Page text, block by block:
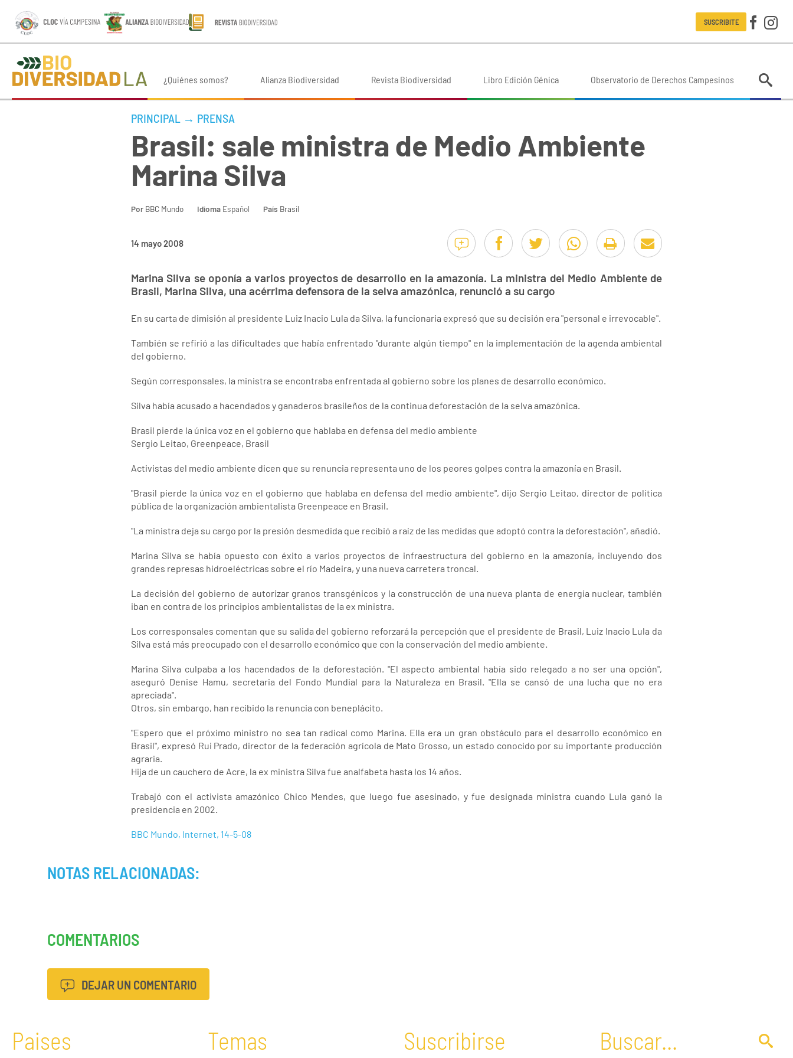
SUSCRIBITE
¿Quiénes somos? Alianza Biodiversidad Revista Biodiversidad Libro Edición Génica Observatorio de Derechos Campesinos
PRINCIPAL → PRENSA
Brasil: sale ministra de Medio Ambiente
Marina Silva
Por BBC Mundo Idioma Español País Brasil
14 mayo 2008
Marina Silva se oponía a varios proyectos de desarrollo en la amazonía. La ministra del Medio Ambiente de
Brasil, Marina Silva, una acérrima defensora de la selva amazónica, renunció a su cargo
En su carta de dimisión al presidente Luiz Inacio Lula da Silva, la funcionaria expresó que su decisión era "personal e irrevocable".
También se refirió a las dificultades que había enfrentado "durante algún tiempo" en la implementación de la agenda ambiental
del gobierno.
Según corresponsales, la ministra se encontraba enfrentada al gobierno sobre los planes de desarrollo económico.
Silva había acusado a hacendados y ganaderos brasileños de la continua deforestación de la selva amazónica.
Brasil pierde la única voz en el gobierno que hablaba en defensa del medio ambiente
Sergio Leitao, Greenpeace, Brasil
Activistas del medio ambiente dicen que su renuncia representa uno de los peores golpes contra la amazonía en Brasil.
"Brasil pierde la única voz en el gobierno que hablaba en defensa del medio ambiente", dijo Sergio Leitao, director de política
pública de la organización ambientalista Greenpeace en Brasil.
"La ministra deja su cargo por la presión desmedida que recibió a raíz de las medidas que adoptó contra la deforestación", añadió.
Marina Silva se había opuesto con éxito a varios proyectos de infraestructura del gobierno en la amazonía, incluyendo dos
grandes represas hidroeléctricas sobre el río Madeira, y una nueva carretera troncal.
La decisión del gobierno de autorizar granos transgénicos y la construcción de una nueva planta de energía nuclear, también
iban en contra de los principios ambientalistas de la ex ministra.
Los corresponsales comentan que su salida del gobierno reforzará la percepción que el presidente de Brasil, Luiz Inacio Lula da
Silva está más preocupado con el desarrollo económico que con la conservación del medio ambiente.
Marina Silva culpaba a los hacendados de la deforestación. "El aspecto ambiental había sido relegado a no ser una opción",
aseguró Denise Hamu, secretaria del Fondo Mundial para la Naturaleza en Brasil. "Ella se cansó de una lucha que no era
apreciada".
Otros, sin embargo, han recibido la renuncia con beneplácito.
"Espero que el próximo ministro no sea tan radical como Marina. Ella era un gran obstáculo para el desarrollo económico en
Brasil", expresó Rui Prado, director de la federación agrícola de Mato Grosso, un estado conocido por su importante producción
agraria.
Hija de un cauchero de Acre, la ex ministra Silva fue analfabeta hasta los 14 años.
Trabajó con el activista amazónico Chico Mendes, que luego fue asesinado, y fue designada ministra cuando Lula ganó la
presidencia en 2002.
BBC Mundo, Internet, 14-5-08
NOTAS RELACIONADAS:
COMENTARIOS
DEJAR UN COMENTARIO
Paises Temas Suscribirse